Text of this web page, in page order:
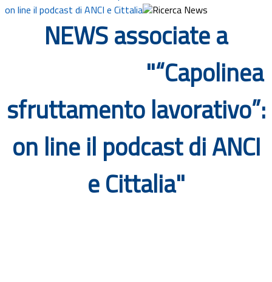
Eventi
Normativa
Documenti
Bandi
on line il podcast di ANCI e Cittalia
Ricerca News
NEWS associate a
"“Capolinea
sfruttamento lavorativo”:
on line il podcast di ANCI
e Cittalia"